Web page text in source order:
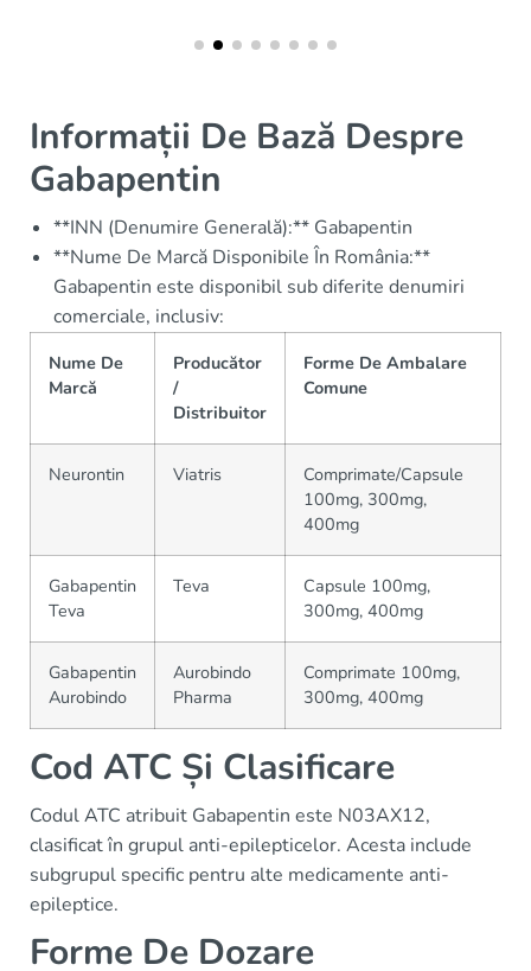
Informații De Bază Despre
Gabapentin
**INN (Denumire Generală):** Gabapentin
**Nume De Marcă Disponibile În România:**
Gabapentin este disponibil sub diferite denumiri
comerciale, inclusiv:
Nume De
Marcă
Producător
/
Distribuitor
Forme De Ambalare
Comune
Neurontin Viatris
Comprimate/Capsule
100mg, 300mg,
400mg
Gabapentin
Teva
Teva
Capsule 100mg,
300mg, 400mg
Gabapentin
Aurobindo
Aurobindo
Pharma
Comprimate 100mg,
300mg, 400mg
Cod ATC Și Clasificare
Codul ATC atribuit Gabapentin este N03AX12,
clasificat în grupul anti-epilepticelor. Acesta include
subgrupul specific pentru alte medicamente anti-
epileptice.
Forme De Dozare